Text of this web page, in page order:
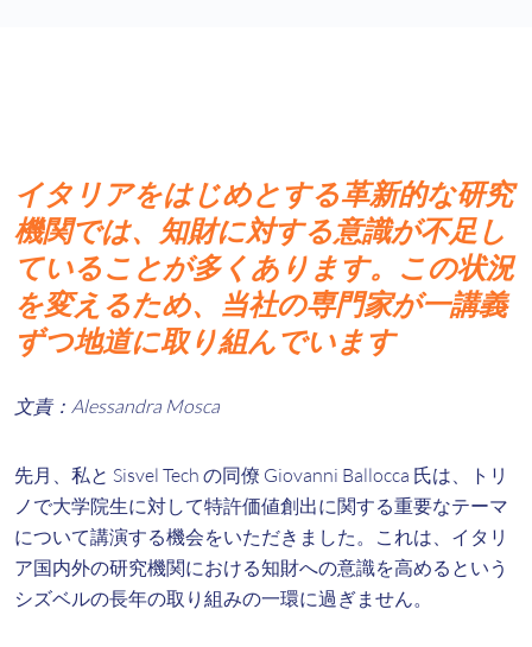
イタリアをはじめとする革新的な研究
機関では、知財に対する意識が不足し
ていることが多くあります。この状況
を変えるため、当社の専門家が一講義
ずつ地道に取り組んでいます
文責：Alessandra Mosca
先月、私と Sisvel Tech の同僚 Giovanni Ballocca 氏は、トリ
ノで大学院生に対して特許価値創出に関する重要なテーマ
について講演する機会をいただきました。これは、イタリ
ア国内外の研究機関における知財への意識を高めるという
シズベルの長年の取り組みの一環に過ぎません。